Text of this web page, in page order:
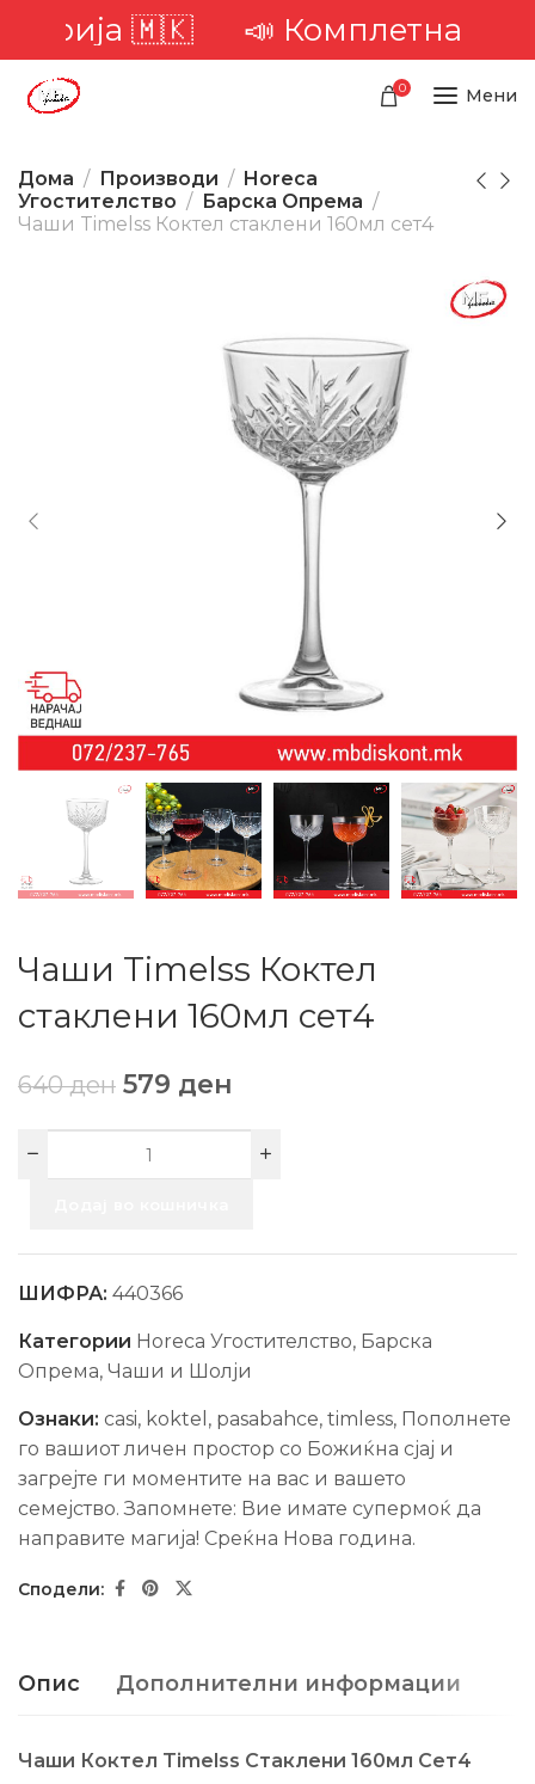
🇲🇰📣 Комплетна
0 Мени
Дома Производи
Horeca
Угостителство
Барска Опрема
Чаши Timelss Коктел стаклени 160мл сет4
Чаши Timelss Коктел
стаклени 160мл сет4
640ден 579 ден
ШИФРА: 440366
Категории Horeca Угостителство, Барска
Опрема, Чаши и Шолји
Ознаки: casi, koktel , pasabahce, timless, Пополнете
го вашиот личен простор со Божиќна сјај и
загрејте ги моментите на вас и вашето
семејство. Запомнете: Вие имате супермоќ да
направите магија! Среќна Нова гoдина.
Опис Дополнителни информации
Чаши Коктел Timelss Стаклени 160мл Сет4